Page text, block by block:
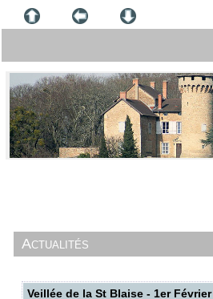
Actualités
Veillée de la St Blaise - 1er Février